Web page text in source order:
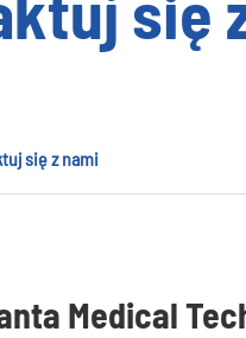
się z nami
Medical